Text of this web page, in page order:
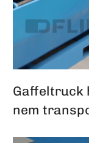
Gaffeltruck
nem